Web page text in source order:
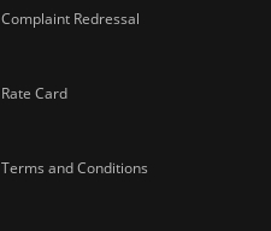
Complaint Redressal
Rate Card
Terms and Conditions